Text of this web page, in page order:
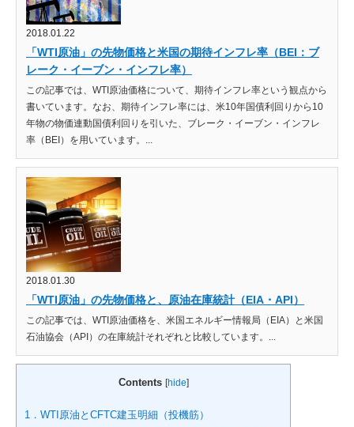
2018.01.22
「WTI原油」の先物価格と米国の期待インフレ率（BEI：ブ
レーク・イーブン・インフレ率）
この記事では、WTI原油価格について、期待インフレ率という観点から
書いています。なお、期待インフレ率には、米10年国債利回りから10
年物の物価連動国債利回りを引いた、ブレーク・イーブン・インフレ
率（BEI）を用いています。...
2018.01.30
「WTI原油」の先物価格と、原油在庫統計（EIA・API）
この記事では、WTI原油価格を、米国エネルギー情報局（EIA）と米国
石油協会（API）の在庫統計それぞれと比較しています。...
Contents [hide]
1．WTI原油とCFTC建玉明細（投機筋）